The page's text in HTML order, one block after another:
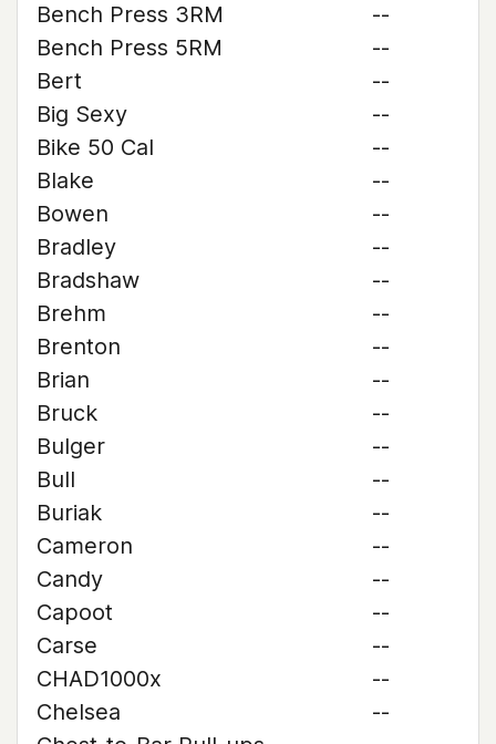
Bench Press 3RM
--
Bench Press 5RM
--
Bert
--
Big Sexy
--
Bike 50 Cal
--
Blake
--
Bowen
--
Bradley
--
Bradshaw
--
Brehm
--
Brenton
--
Brian
--
Bruck
--
Bulger
--
Bull
--
Buriak
--
Cameron
--
Candy
--
Capoot
--
Carse
--
CHAD1000x
--
Chelsea
--